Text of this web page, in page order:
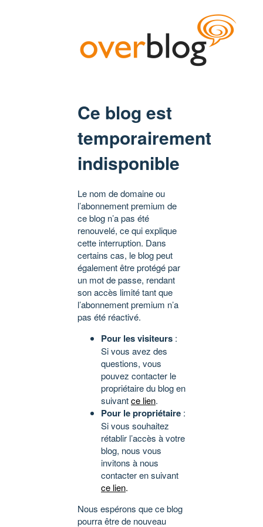
Ce blog est
temporairement
indisponible
Le nom de domaine ou
l’abonnement premium de
ce blog n’a pas été
renouvelé, ce qui explique
cette interruption. Dans
certains cas, le blog peut
également être protégé par
un mot de passe, rendant
son accès limité tant que
l’abonnement premium n’a
pas été réactivé.
Pour les visiteurs :
Si vous avez des
questions, vous
pouvez contacter le
propriétaire du blog en
suivantce lien.
Pour le propriétaire :
Si vous souhaitez
rétablir l’accès à votre
blog, nous vous
invitons à nous
contacter en suivant
ce lien.
Nous espérons que ce blog
pourra être de nouveau